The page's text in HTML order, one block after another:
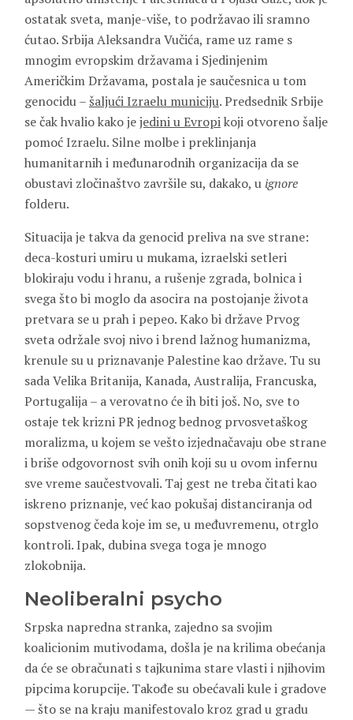
ostatak sveta, manje-više, to podržavao ili sramno
ćutao. Srbija Aleksandra Vučića, rame uz rame s
mnogim evropskim državama i Sjedinjenim
Američkim Državama, postala je saučesnica u tom
genocidu –šaljući Izraelu municiju. Predsednik Srbije
se čak hvalio kako jejedini u Evropikoji otvoreno šalje
pomoć Izraelu. Silne molbe i preklinjanja
humanitarnih i međunarodnih organizacija da se
obustavi zločinaštvo završile su, dakako, u ignore
folderu.
Situacija je takva da genocid preliva na sve strane:
deca-kosturi umiru u mukama, izraelski setleri
blokiraju vodu i hranu, a rušenje zgrada, bolnica i
svega što bi moglo da asocira na postojanje života
pretvara se u prah i pepeo. Kako bi države Prvog
sveta održale svoj nivo i brend lažnog humanizma,
krenule su u priznavanje Palestine kao države. Tu su
sada Velika Britanija, Kanada, Australija, Francuska,
Portugalija – a verovatno će ih biti još. No, sve to
ostaje tek krizni PR jednog bednog prvosvetaškog
moralizma, u kojem se vešto izjednačavaju obe strane
i briše odgovornost svih onih koji su u ovom infernu
sve vreme saučestvovali. Taj gest ne treba čitati kao
iskreno priznanje, već kao pokušaj distanciranja od
sopstvenog čeda koje im se, u međuvremenu, otrglo
kontroli. Ipak, dubina svega toga je mnogo
zlokobnija.
Neoliberalni psycho
Srpska napredna stranka, zajedno sa svojim
koalicionim mutivodama, došla je na krilima obećanja
da će se obračunati s tajkunima stare vlasti i njihovim
pipcima korupcije. Takođe su obećavali kule i gradove
— što se na kraju manifestovalo kroz grad u gradu